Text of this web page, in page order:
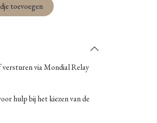
toevoegen
via Mondial Relay
hulp bij het kiezen van de